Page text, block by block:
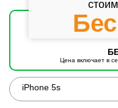
iPhone 5s
Цена включает в